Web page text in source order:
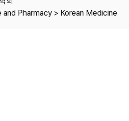
Us
Pharmacy > Korean Medicine